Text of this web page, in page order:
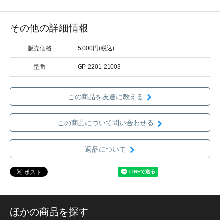
その他の詳細情報
販売価格 5,000円(税込)
型番 GP-2201-21003
この商品を友達に教える
この商品について問い合わせる
返品について
ほかの商品を探す